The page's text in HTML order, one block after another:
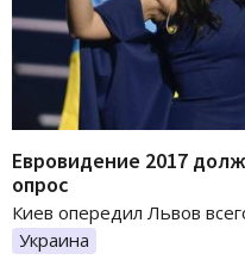
Евровидение 2017
опрос
Киев опередил Львов
Украина